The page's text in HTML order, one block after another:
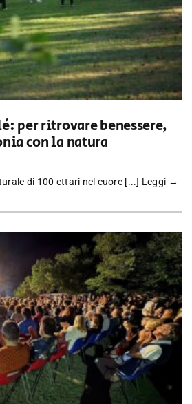
per ritrovare benessere,
con la natura
di 100 ettari nel cuore [...] Leggi →